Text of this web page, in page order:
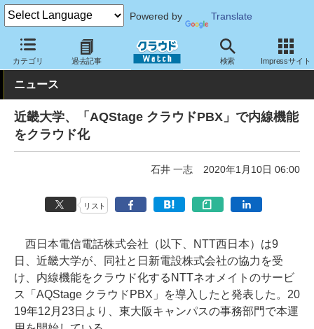
Powered by Translate
カテゴリ 過去記事 検索 Impressサイト
クラウド Watch トピック 導入事例 クラウド
ニュース
近畿大学、「AQStage クラウドPBX」で内線機能
をクラウド化
石井 一志 2020年1月10日 06:00
リスト
西日本電信電話株式会社（以下、NTT西日本）は9
日、近畿大学が、同社と日新電設株式会社の協力を受
け、内線機能をクラウド化するNTTネオメイトのサービ
ス「AQStage クラウドPBX」を導入したと発表した。20
19年12月23日より、東大阪キャンパスの事務部門で本運